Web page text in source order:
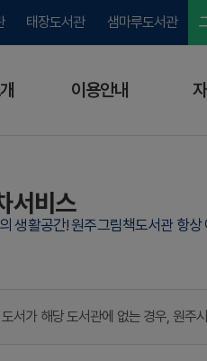
태장도서관 샘마루도서관
이용안내
서비스
생활공간! 원주그림책도서관 항상
서가 해당 도서관에 없는 경우, 원주